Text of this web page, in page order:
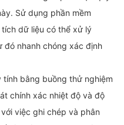
Sử dụng phần mềm
dữ liệu có thể xử lý
đó nhanh chóng xác định
tính bằng buồng thử nghiệm
chính xác nhiệt độ và độ
việc ghi chép và phân